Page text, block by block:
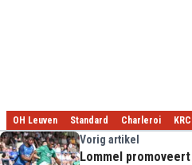
OH Leuven Standard Charleroi
Vorig artikel
Lommel